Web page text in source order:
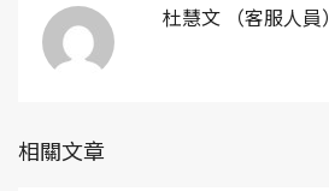
杜慧文 （客服人員）
相關文章